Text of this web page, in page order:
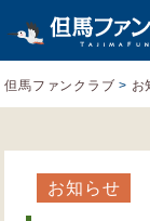
但馬ファンクラブ > お
お知らせ